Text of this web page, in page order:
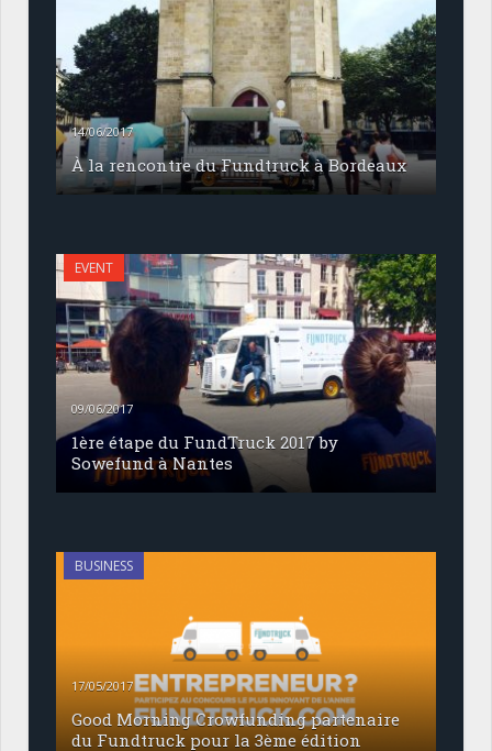
14/06/2017
À la rencontre du Fundtruck à Bordeaux
EVENT
09/06/2017
1ère étape du FundTruck 2017 by
Sowefund à Nantes
BUSINESS
17/05/2017
Good Morning Crowfunding partenaire
du Fundtruck pour la 3ème édition